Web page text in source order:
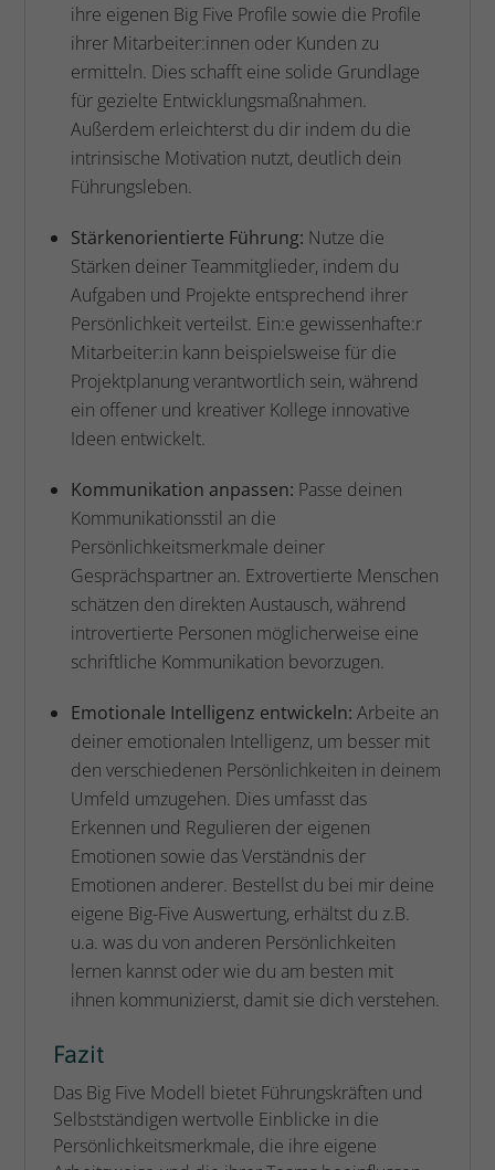
ihre eigenen Big Five Profile sowie die Profile
ihrer Mitarbeiter:innen oder Kunden zu
ermitteln. Dies schafft eine solide Grundlage
für gezielte Entwicklungsmaßnahmen.
Außerdem erleichterst du dir indem du die
intrinsische Motivation nutzt, deutlich dein
Führungsleben.
Stärkenorientierte Führung: Nutze die
Stärken deiner Teammitglieder, indem du
Aufgaben und Projekte entsprechend ihrer
Persönlichkeit verteilst. Ein:e gewissenhafte:r
Mitarbeiter:in kann beispielsweise für die
Projektplanung verantwortlich sein, während
ein offener und kreativer Kollege innovative
Ideen entwickelt.
Kommunikation anpassen: Passe deinen
Kommunikationsstil an die
Persönlichkeitsmerkmale deiner
Gesprächspartner an. Extrovertierte Menschen
schätzen den direkten Austausch, während
introvertierte Personen möglicherweise eine
schriftliche Kommunikation bevorzugen.
Emotionale Intelligenz entwickeln:Arbeite an
deiner emotionalen Intelligenz, um besser mit
den verschiedenen Persönlichkeiten in deinem
Umfeld umzugehen. Dies umfasst das
Erkennen und Regulieren der eigenen
Emotionen sowie das Verständnis der
Emotionen anderer. Bestellst du bei mir deine
eigene Big-Five Auswertung, erhältst du z.B.
u.a. was du von anderen Persönlichkeiten
lernen kannst oder wie du am besten mit
ihnen kommunizierst, damit sie dich verstehen.
Fazit
Das Big Five Modell bietet Führungskräften und
Selbstständigen wertvolle Einblicke in die
Persönlichkeitsmerkmale, die ihre eigene